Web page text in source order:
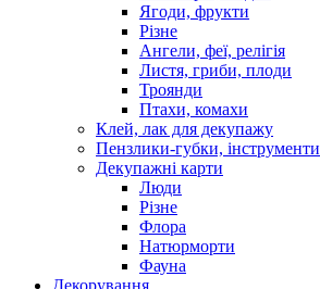
Ягоди, фрукти
Різне
Ангели, феї, релігія
Листя, гриби, плоди
Троянди
Птахи, комахи
Клей, лак для декупажу
Пензлики-губки, інструменти
Декупажні карти
Люди
Різне
Флора
Натюрморти
Фауна
Декорування